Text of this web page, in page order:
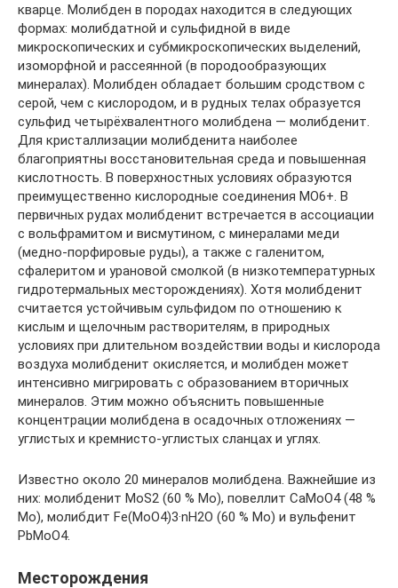
кварце. Молибден в породах находится в следующих
формах: молибдатной и сульфидной в виде
микроскопических и субмикроскопических выделений,
изоморфной и рассеянной (в породообразующих
минералах). Молибден обладает большим сродством с
серой, чем с кислородом, и в рудных телах образуется
сульфид четырёхвалентного молибдена — молибденит.
Для кристаллизации молибденита наиболее
благоприятны восстановительная среда и повышенная
кислотность. В поверхностных условиях образуются
преимущественно кислородные соединения MO6+. В
первичных рудах молибденит встречается в ассоциации
с вольфрамитом и висмутином, с минералами меди
(медно-порфировые руды), а также с галенитом,
сфалеритом и урановой смолкой (в низкотемпературных
гидротермальных месторождениях). Хотя молибденит
считается устойчивым сульфидом по отношению к
кислым и щелочным растворителям, в природных
условиях при длительном воздействии воды и кислорода
воздуха молибденит окисляется, и молибден может
интенсивно мигрировать с образованием вторичных
минералов. Этим можно объяснить повышенные
концентрации молибдена в осадочных отложениях —
углистых и кремнисто-углистых сланцах и углях.
Известно около 20 минералов молибдена. Важнейшие из
них: молибденит MoS2 (60 % Mo), повеллит CaMoO4 (48 %
Mo), молибдит Fe(MoO4)3·nH2O (60 % Mo) и вульфенит
PbMoO4.
Месторождения